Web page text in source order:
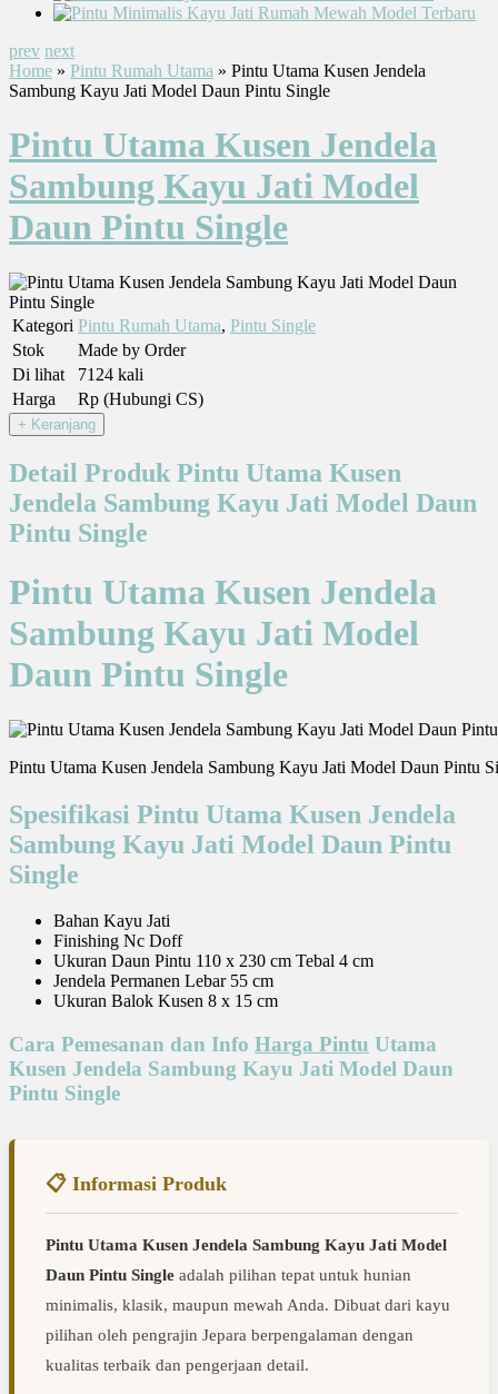
prev next
Home » Pintu Rumah Utama » Pintu Utama Kusen Jendela
Sambung Kayu Jati Model Daun Pintu Single
Pintu Utama Kusen Jendela
Sambung Kayu Jati Model
Daun Pintu Single
Kategori Pintu Rumah Utama, Pintu Single
Stok
Made by Order
Di lihat
7124 kali
Harga
Rp (Hubungi CS)
Detail Produk Pintu Utama Kusen
Jendela Sambung Kayu Jati Model Daun
Pintu Single
Pintu Utama Kusen Jendela
Sambung Kayu Jati Model
Daun Pintu Single
Pintu Utama Kusen Jendela Sambung Kayu Jati Model Daun Pintu
Spesifikasi Pintu Utama Kusen Jendela
Sambung Kayu Jati Model Daun Pintu
Single
Bahan Kayu Jati
Finishing Nc Doff
Ukuran Daun Pintu 110 x 230 cm Tebal 4 cm
Jendela Permanen Lebar 55 cm
Ukuran Balok Kusen 8 x 15 cm
Cara Pemesanan dan Info Harga Pintu Utama
Kusen Jendela Sambung Kayu Jati Model Daun
Pintu Single
📋 Informasi Produk
Pintu Utama Kusen Jendela Sambung Kayu Jati Model
Daun Pintu Single adalah pilihan tepat untuk hunian
minimalis, klasik, maupun mewah Anda. Dibuat dari kayu
pilihan oleh pengrajin Jepara berpengalaman dengan
kualitas terbaik dan pengerjaan detail.